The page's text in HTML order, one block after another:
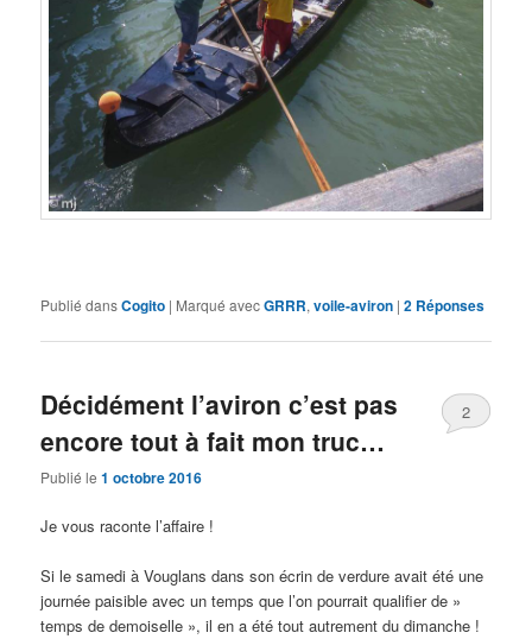
Publié dansCogito | Marqué avecGRRR,voile-aviron |2 Réponses
Décidément l’aviron c’est pas
encore tout à fait mon truc…
Publié le1 octobre 2016
2
Je vous raconte l’affaire !
Si le samedi à Vouglans dans son écrin de verdure avait été une
journée paisible avec un temps que l’on pourrait qualifier de »
temps de demoiselle », il en a été tout autrement du dimanche !